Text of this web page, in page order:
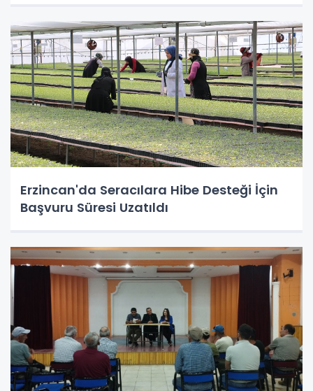
Erzincan'da Seracılara Hibe Desteği İçin
Başvuru Süresi Uzatıldı